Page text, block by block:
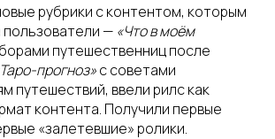
рубрики с контентом, которым
пользователи — «Что в моём
путешественниц после
прогноз»с советами
путешествий, ввели рилс как
контента. Получили первые
«залетевшие» ролики.